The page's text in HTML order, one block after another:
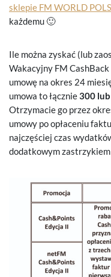
sklepie FM WORLD
każdemu 🙂
Ile można zyskać (lub
Wakacyjny FM
umowę na okres 24
umowa to łącznie300 lub
Otrzymacie go przez
umowy po opłaceniu
najczęściej czas
dodatkowym